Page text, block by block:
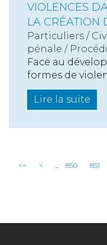
VIOLENCES
LA CRÉATION
Particuliers /
pénale /
Face au
formes de
Lire la suite
<< < ... 850 851